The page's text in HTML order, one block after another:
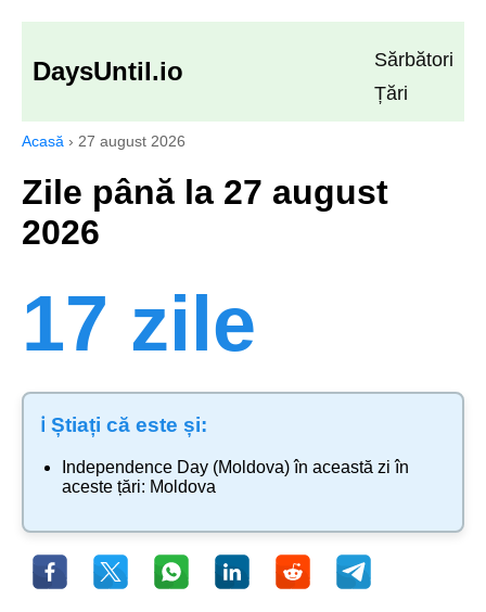
DaysUntil.io
Sărbători
Țări
Acasă › 27 august 2026
Zile până la 27 august
2026
17 zile
ℹ️ Știați că este și:
Independence Day (Moldova)în această zi în
aceste țări: Moldova